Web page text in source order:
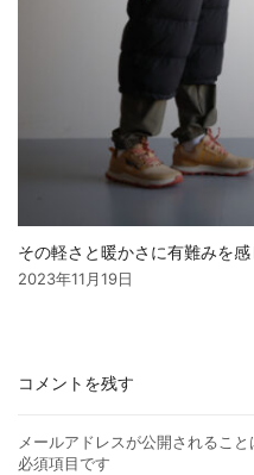
その軽さと暖かさに有難みを
2023年11月19日
コメントを残す
メールアドレスが公開されること
必須項目です